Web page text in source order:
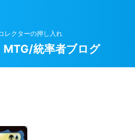
レクターの押し入れ
統率者ブログ